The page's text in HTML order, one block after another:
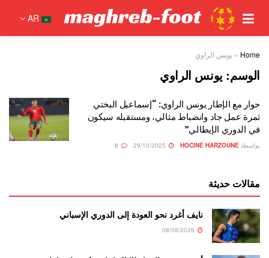
AR
Home
» يونس الراوي
الوسم: يونس الراوي
حوار مع الإطار يونس الراوي: “إسماعيل البختي
ثمرة عمل جاد وانضباط مثالي، ومستقبله سيكون
في الدوري الإيطالي”
بواسطة HOCINE HARZOUNE
مقالات حديثة
نايف أغرد نحو العودة إلى الدوري الإسباني